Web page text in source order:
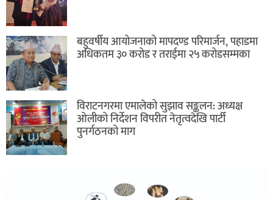
बहुवर्षीय आयोजनाको मापदण्ड परिमार्जन, पहाडमा
अधिकतम ३० करोड र तराईमा २५ करोडसम्मका
विराटनगरमा एमालेको सुझाव सङ्कलन: अध्यक्ष
ओलीको निर्देशन विपरीत नेतृत्वदेखि पार्टी
पुनर्गठनको माग